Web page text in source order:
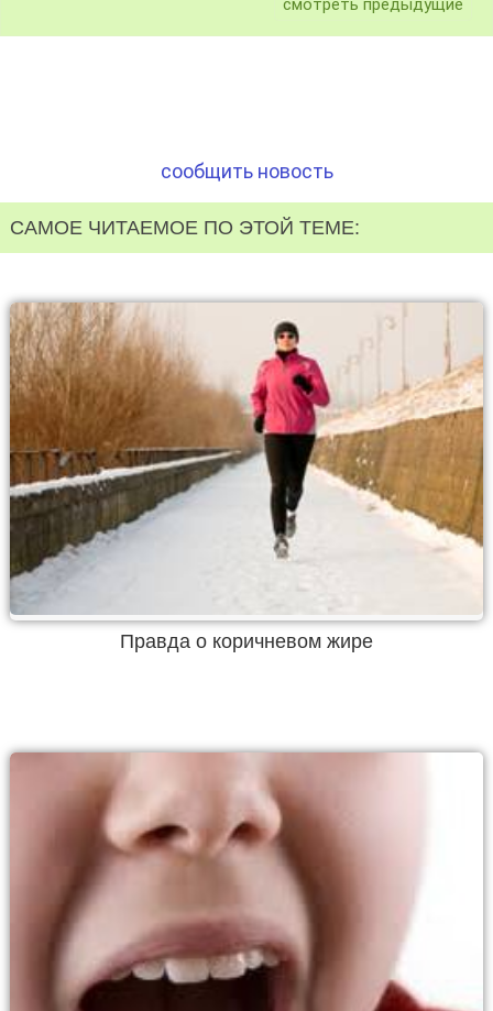
смотреть предыдущие
сообщить новость
САМОЕ ЧИТАЕМОЕ ПО ЭТОЙ ТЕМЕ:
Правда о коричневом жире